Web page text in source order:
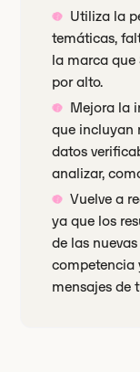
Utiliza la
temáticas,
la marca que
por alto.
Mejora la
que incluyan
datos
analizar,
Vuelve a
ya que los
de las
competencia
mensajes de